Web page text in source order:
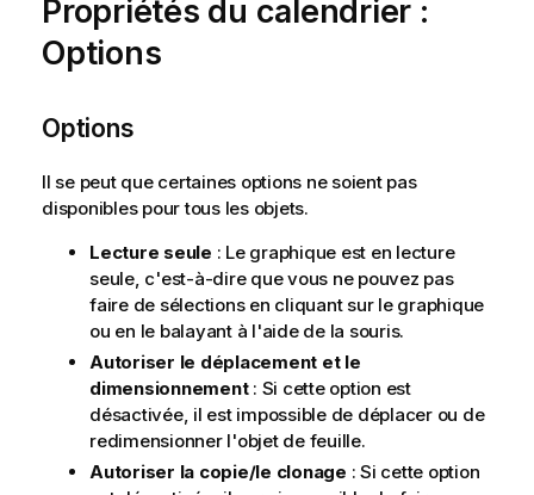
Propriétés du calendrier :
Options
Options
Il se peut que certaines options ne soient pas
disponibles pour tous les objets.
Lecture seule : Le graphique est en lecture
seule, c'est-à-dire que vous ne pouvez pas
faire de sélections en cliquant sur le graphique
ou en le balayant à l'aide de la souris.
Autoriser le déplacement et le
dimensionnement: Si cette option est
désactivée, il est impossible de déplacer ou de
redimensionner l'objet de feuille.
Autoriser la copie/le clonage : Si cette option